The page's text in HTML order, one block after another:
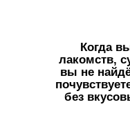
Когда
лакомств,
вы не
без